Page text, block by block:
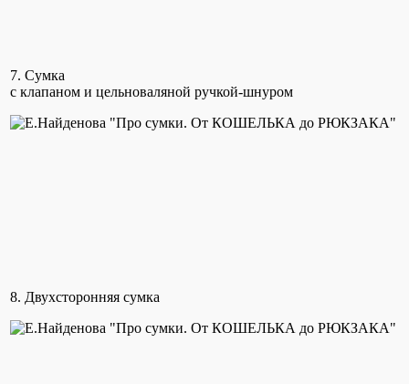
7. Сумка
с клапаном и цельноваляной ручкой-шнуром
8. Двухсторонняя сумка